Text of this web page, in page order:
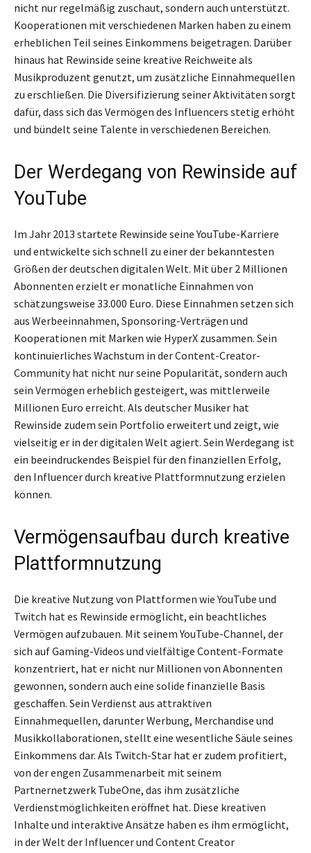
nicht nur regelmäßig zuschaut, sondern auch unterstützt.
Kooperationen mit verschiedenen Marken haben zu einem
erheblichen Teil seines Einkommens beigetragen. Darüber
hinaus hat Rewinside seine kreative Reichweite als
Musikproduzent genutzt, um zusätzliche Einnahmequellen
zu erschließen. Die Diversifizierung seiner Aktivitäten sorgt
dafür, dass sich das Vermögen des Influencers stetig erhöht
und bündelt seine Talente in verschiedenen Bereichen.
Der Werdegang von Rewinside auf
YouTube
Im Jahr 2013 startete Rewinside seine YouTube-Karriere
und entwickelte sich schnell zu einer der bekanntesten
Größen der deutschen digitalen Welt. Mit über 2 Millionen
Abonnenten erzielt er monatliche Einnahmen von
schätzungsweise 33.000 Euro. Diese Einnahmen setzen sich
aus Werbeeinnahmen, Sponsoring-Verträgen und
Kooperationen mit Marken wie HyperX zusammen. Sein
kontinuierliches Wachstum in der Content-Creator-
Community hat nicht nur seine Popularität, sondern auch
sein Vermögen erheblich gesteigert, was mittlerweile
Millionen Euro erreicht. Als deutscher Musiker hat
Rewinside zudem sein Portfolio erweitert und zeigt, wie
vielseitig er in der digitalen Welt agiert. Sein Werdegang ist
ein beeindruckendes Beispiel für den finanziellen Erfolg,
den Influencer durch kreative Plattformnutzung erzielen
können.
Vermögensaufbau durch kreative
Plattformnutzung
Die kreative Nutzung von Plattformen wie YouTube und
Twitch hat es Rewinside ermöglicht, ein beachtliches
Vermögen aufzubauen. Mit seinem YouTube-Channel, der
sich auf Gaming-Videos und vielfältige Content-Formate
konzentriert, hat er nicht nur Millionen von Abonnenten
gewonnen, sondern auch eine solide finanzielle Basis
geschaffen. Sein Verdienst aus attraktiven
Einnahmequellen, darunter Werbung, Merchandise und
Musikkollaborationen, stellt eine wesentliche Säule seines
Einkommens dar. Als Twitch-Star hat er zudem profitiert,
von der engen Zusammenarbeit mit seinem
Partnernetzwerk TubeOne, das ihm zusätzliche
Verdienstmöglichkeiten eröffnet hat. Diese kreativen
Inhalte und interaktive Ansätze haben es ihm ermöglicht,
in der Welt der Influencer und Content Creator